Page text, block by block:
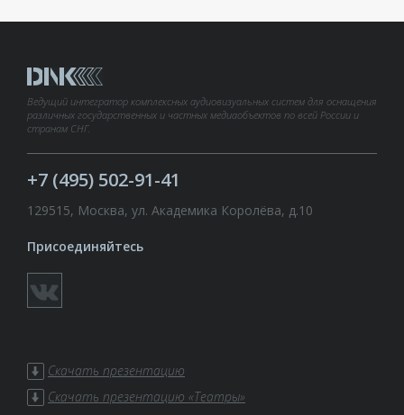
Ведущий интегратор комплексных аудиовизуальных систем для оснащения
различных государственных и частных медиаобъектов по всей России и
странам СНГ.
+7 (495) 502-91-41
129515, Москва, ул. Академика Королёва, д.10
Присоединяйтесь
Скачать презентацию
Скачать презентацию «Театры»